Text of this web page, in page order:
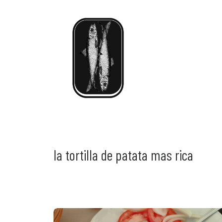
la tortilla de patata mas rica